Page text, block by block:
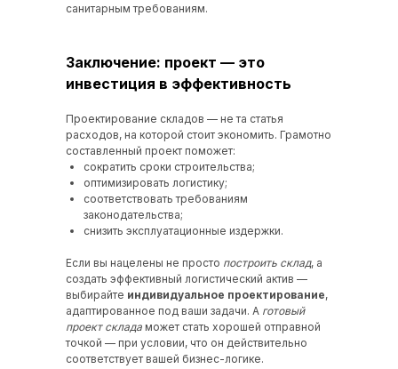
санитарным требованиям.
Заключение: проект — это
инвестиция в эффективность
Проектирование складов — не та статья
расходов, на которой стоит экономить. Грамотно
составленный проект поможет:
сократить сроки строительства;
оптимизировать логистику;
соответствовать требованиям
законодательства;
снизить эксплуатационные издержки.
Если вы нацелены не просто построить склад, а
создать эффективный логистический актив —
выбирайте индивидуальное проектирование,
адаптированное под ваши задачи. А готовый
проект склада может стать хорошей отправной
точкой — при условии, что он действительно
соответствует вашей бизнес-логике.